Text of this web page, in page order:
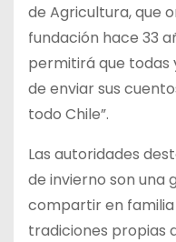
de Agricultura, que
fundación hace 33
permitirá que todas
de enviar sus
todo Chile”.
Las autoridades
de invierno son una
compartir en
tradiciones propias